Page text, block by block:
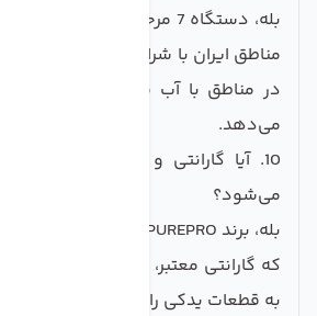
مناطق ایران با شرایط مختلف کیفیت
در مناطق با آب سخت یا آلوده‌تر،
می‌دهد.
10. آیا گارانتی و خدمات پس از
می‌شود؟
که گارانتی معتبر، خدمات پس از
به قطعات یدکی را فراهم می‌کنند.